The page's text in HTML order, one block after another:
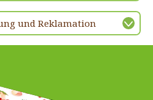
und Reklamation